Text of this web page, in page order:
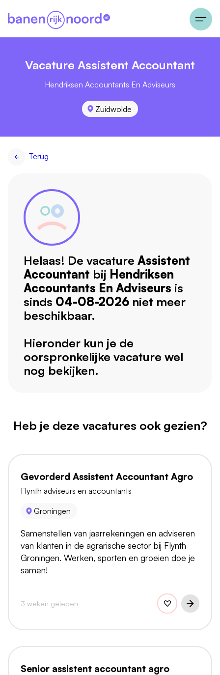
Vacature Assistent Accountant
Hendriksen Accountants En Adviseurs
Zuidwolde
Terug
Helaas! De vacature Assistent
Accountant bij Hendriksen
Accountants En Adviseurs is
sinds 04-08-2026 niet meer
beschikbaar.
Hieronder kun je de
oorspronkelijke vacature wel
nog bekijken.
Heb je deze vacatures ook gezien?
Gevorderd Assistent Accountant Agro
Flynth adviseurs en accountants
Groningen
Samenstellen van jaarrekeningen en adviseren
van klanten in de agrarische sector bij Flynth
Groningen. Werken, sporten en groeien doe je
samen!
3 weken geleden
Senior assistent accountant agro